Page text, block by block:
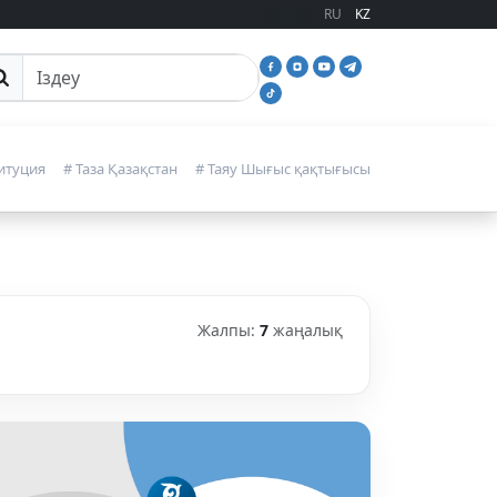
RU KZ
іздеу
# Таза Қазақстан # Таяу Шығыс қақтығысы
Жалпы: 7 жаңалық